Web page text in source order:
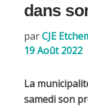
dans
parCJE
19 Août 2022
La
samedi son